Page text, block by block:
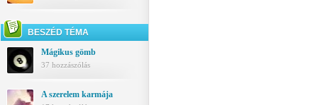
BESZÉD TÉMA
Mágikus gömb
37 hozzászólás
A szerelem karmája